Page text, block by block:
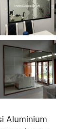
Aluminium